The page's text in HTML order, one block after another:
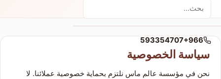
الرئيسية
593354707+966
سياسة الخصوصية
نحن في مؤسسة عالم ماس نلتزم بحماية خصوصية عملائنا. لا